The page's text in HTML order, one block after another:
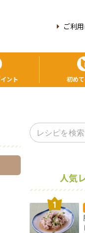
ご利
ント 初め
人気